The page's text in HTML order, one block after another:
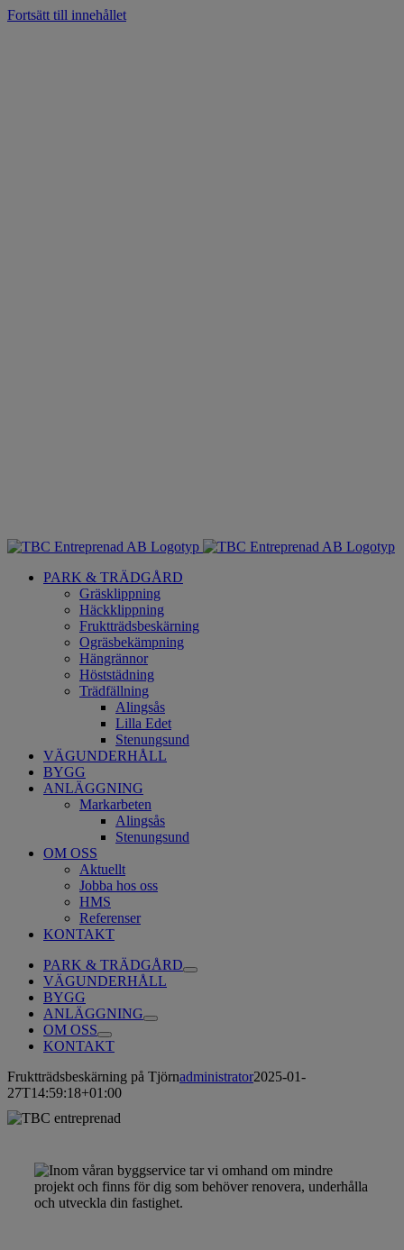
Fortsätt till innehållet
PARK & TRÄDGÅRD
Gräsklippning
Häckklippning
Fruktträdsbeskärning
Ogräsbekämpning
Hängrännor
Höststädning
Trädfällning
Alingsås
Lilla Edet
Stenungsund
VÄGUNDERHÅLL
BYGG
ANLÄGGNING
Markarbeten
Alingsås
Stenungsund
OM OSS
Aktuellt
Jobba hos oss
HMS
Referenser
KONTAKT
PARK & TRÄDGÅRD
VÄGUNDERHÅLL
BYGG
ANLÄGGNING
OM OSS
KONTAKT
Fruktträdsbeskärning på Tjörnadministrator2025-01-
27T14:59:18+01:00